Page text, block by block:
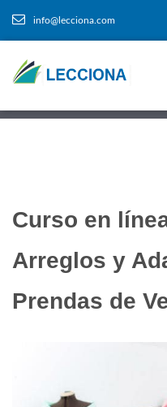
info@lecciona.com
Curso en
Arreglos y
Prendas de